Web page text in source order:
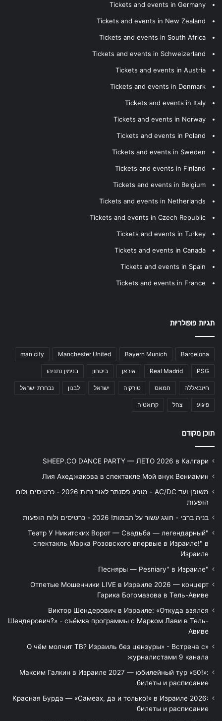
Tickets and events in Germany
Tickets and events in New Zealand
Tickets and events in South Africa
Tickets and events in Schweizerland
Tickets and events in Austria
Tickets and events in Denmark
Tickets and events in Italy
Tickets and events in Norway
Tickets and events in Poland
Tickets and events in Sweden
Tickets and events in Finland
Tickets and events in Belgium
Tickets and events in Netherlands
Tickets and events in Czech Republic
Tickets and events in Turkey
Tickets and events in Canada
Tickets and events in Spain
Tickets and events in France
תגיות פופולריות
Barcelona
Bayern Munich
Manchester United
man city
PSG
Real Madrid איראן ביטחון בנימין נתניהו
חיזבאללה חמאס טורקיה ישראל לבנון נבחרת ישראל
פיגוע צהל קרואטיה
תוכן מקודם
SHEEP.CO DANCE PARTY — ЛЕТО 2026 в Калгари
Лия Ахеджакова в спектакле Мой внук Вениамин
משופן ועד AC/DC - מופע פסנתר לאור נרות 2026 - כרטיסים ולוח
הופעות
בניה ברבי - חוגג עשור על הבמות! 2026 - כרטיסים ולוח הופעות
"Театр У Никитских Ворот — Свадьба — легендарный
спектакль Марка Розовского впервые в Израиле!" в
Израиле
"Песняры — Pesniary" в Израиле
Отпетые Мошенники LIVE в Израиле 2026 — концерт
Гарика Богомазова в Тель-Авиве
Виктор Шендерович в Израиле: «Откуда взялся
Шендерович?» - съёмка программы с Марком Лави в Тель-
Авиве
«О чём молчит ТВ? Израиль без цензуры» - Встреча с
журналистами 9 канала
Максим Галкин в Израиле 2027 — юбилейный тур «50!»:
билеты и расписание
Красная Бурда — «Самеах, да и только!» в Израиле 2026:
билеты и расписание